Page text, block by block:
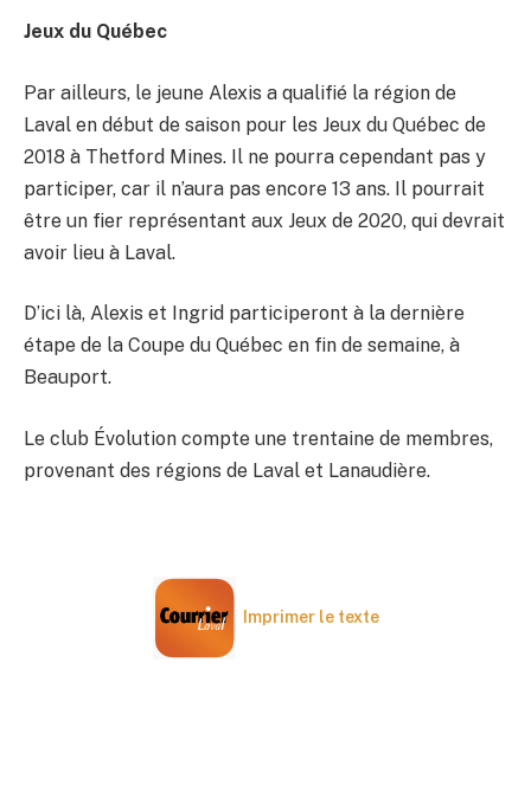
Jeux du Québec
Par ailleurs, le jeune Alexis a qualifié la région de
Laval en début de saison pour les Jeux du Québec de
2018 à Thetford Mines. Il ne pourra cependant pas y
participer, car il n’aura pas encore 13 ans. Il pourrait
être un fier représentant aux Jeux de 2020, qui devrait
avoir lieu à Laval.
D’ici là, Alexis et Ingrid participeront à la dernière
étape de la Coupe du Québec en fin de semaine, à
Beauport.
Le club Évolution compte une trentaine de membres,
provenant des régions de Laval et Lanaudière.
Imprimer le texte